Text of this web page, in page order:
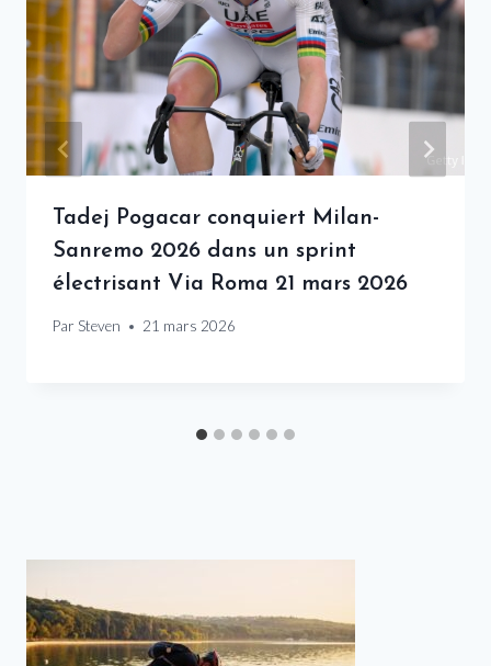
Tadej Pogacar conquiert Milan-
Sanremo 2026 dans un sprint
électrisant Via Roma 21 mars 2026
Par Steven 21 mars 2026